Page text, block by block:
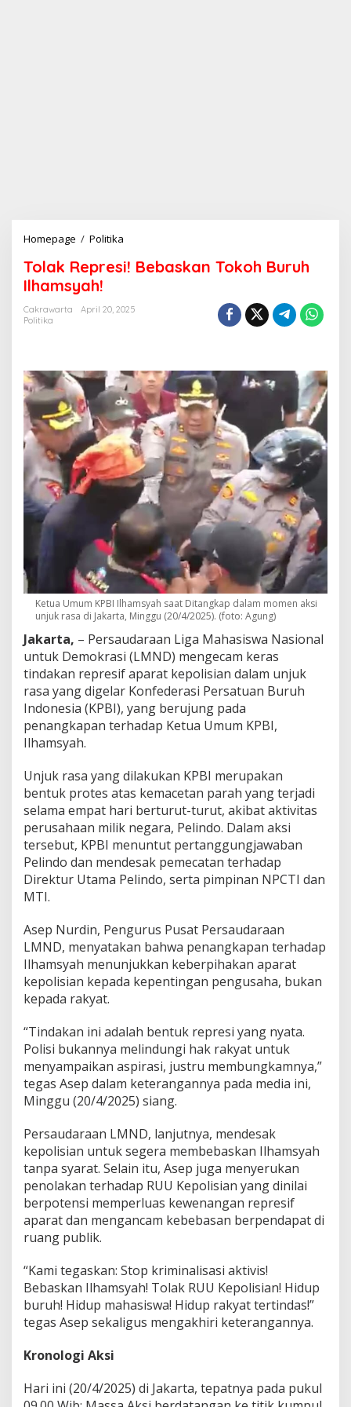
Homepage / Politika
l
R
s
i
!
B
e
b
a
s
a
n
T
k
o
h
B
u
r
u
h
I
l
h
a
m
a
h
Tolak Represi! Bebaskan Tokoh Buruh
Ilhamsyah!
Cakrawarta
April 20, 2025
Politika
Ketua Umum KPBI Ilhamsyah saat Ditangkap dalam momen aksi
unjuk rasa di Jakarta, Minggu (20/4/2025). (foto: Agung)
Jakarta, – Persaudaraan Liga Mahasiswa Nasional
untuk Demokrasi (LMND) mengecam keras
tindakan represif aparat kepolisian dalam unjuk
rasa yang digelar Konfederasi Persatuan Buruh
Indonesia (KPBI), yang berujung pada
penangkapan terhadap Ketua Umum KPBI,
Ilhamsyah.
Unjuk rasa yang dilakukan KPBI merupakan
bentuk protes atas kemacetan parah yang terjadi
selama empat hari berturut-turut, akibat aktivitas
perusahaan milik negara, Pelindo. Dalam aksi
tersebut, KPBI menuntut pertanggungjawaban
Pelindo dan mendesak pemecatan terhadap
Direktur Utama Pelindo, serta pimpinan NPCTI dan
MTI.
Asep Nurdin, Pengurus Pusat Persaudaraan
LMND, menyatakan bahwa penangkapan terhadap
Ilhamsyah menunjukkan keberpihakan aparat
kepolisian kepada kepentingan pengusaha, bukan
kepada rakyat.
“Tindakan ini adalah bentuk represi yang nyata.
Polisi bukannya melindungi hak rakyat untuk
menyampaikan aspirasi, justru membungkamnya,”
tegas Asep dalam keterangannya pada media ini,
Minggu (20/4/2025) siang.
Persaudaraan LMND, lanjutnya, mendesak
kepolisian untuk segera membebaskan Ilhamsyah
tanpa syarat. Selain itu, Asep juga menyerukan
penolakan terhadap RUU Kepolisian yang dinilai
berpotensi memperluas kewenangan represif
aparat dan mengancam kebebasan berpendapat di
ruang publik.
“Kami tegaskan: Stop kriminalisasi aktivis!
Bebaskan Ilhamsyah! Tolak RUU Kepolisian! Hidup
buruh! Hidup mahasiswa! Hidup rakyat tertindas!”
tegas Asep sekaligus mengakhiri keterangannya.
Kronologi Aksi
Hari ini (20/4/2025) di Jakarta, tepatnya pada pukul